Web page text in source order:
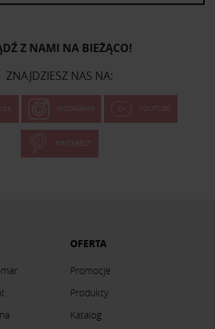
Z NAMI NA BIEŻĄCO!
ZNAJDZIESZ NAS NA:
INSTAGRAM YOUTUBE
PINTEREST
OFERTA
Promocje
Produkty
Katalog